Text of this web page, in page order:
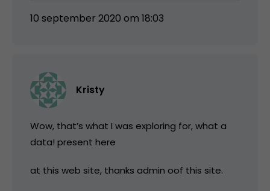
10 september 2020 om 18:03
Kristy
Wow, that’s what I was exploring for, what a
data! present here
at this web site, thanks admin oof this site.